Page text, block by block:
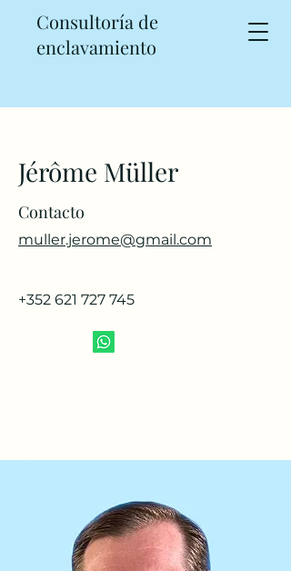
Consultoría de
enclavamiento
Jérôme Müller
Contacto
muller.jerome@gmail.com
+352 621 727 745